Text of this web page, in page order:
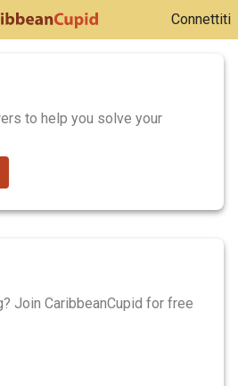
Connettiti
to help you solve your
Join CaribbeanCupid for free